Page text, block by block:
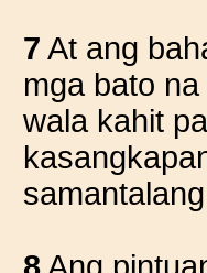
7 At ang
mga bato
wala kahit